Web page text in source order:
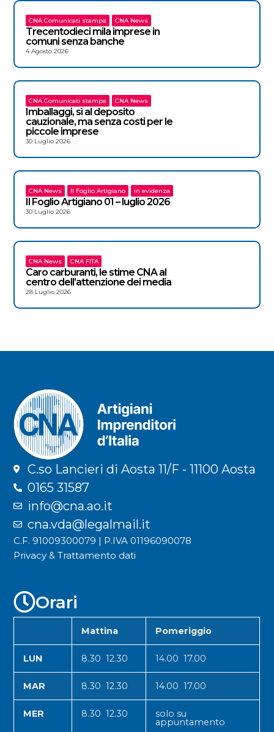
CNA Comunicati stampa CNA News
Trecentodieci mila imprese in
comuni senza banche
4 Agosto 2026
CNA Comunicati stampa CNA News
Imballaggi, sì al deposito
cauzionale, ma senza costi per le
piccole imprese
30 Luglio 2026
CNA News Il Foglio Artigiano in evidenza
Il Foglio Artigiano 01 – luglio 2026
30 Luglio 2026
CNA News CNA FITA
Caro carburanti, le stime CNA al
centro dell’attenzione dei media
28 Luglio 2026
C.so Lancieri di Aosta 11/F - 11100 Aosta
0165 31587
info@cna.ao.it
cna.vda@legalmail.it
C.F. 91009300079 | P.IVA 01196090078
Privacy & Trattamento dati
Orari
Mattina Pomeriggio
LUN 8.30 12.30 14.00 17.00
MAR 8.30 12.30 14.00 17.00
MER 8.30 12.30 solo su
appuntamento